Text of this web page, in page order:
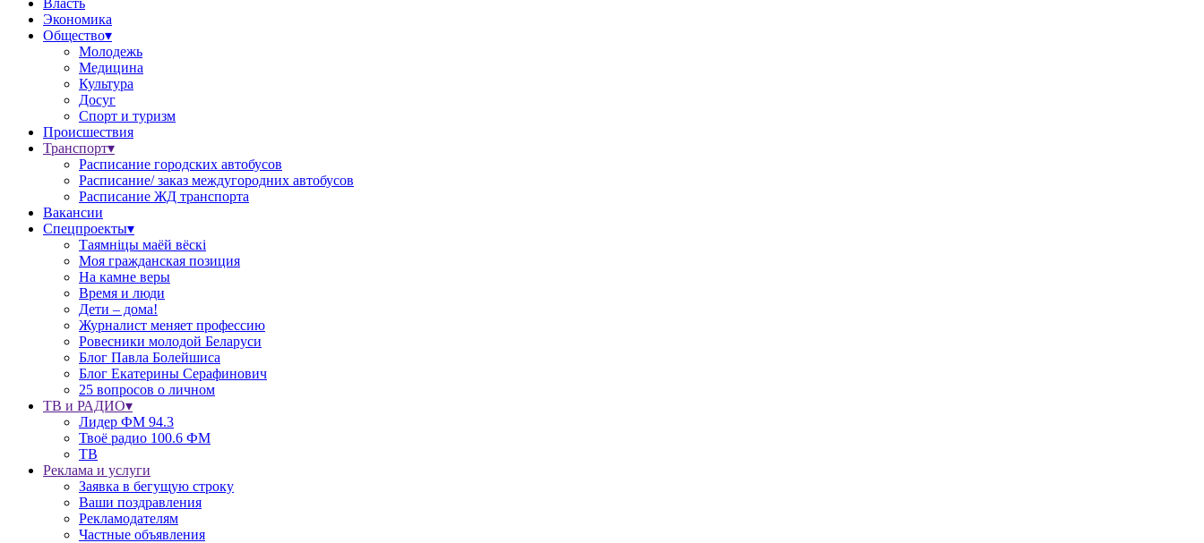
Власть
Экономика
Общество▾
Молодежь
Медицина
Культура
Досуг
Спорт и туризм
Происшествия
Транспорт▾
Расписание городских автобусов
Расписание/ заказ междугородних автобусов
Расписание ЖД транспорта
Вакансии
Спецпроекты▾
Таямніцы маёй вёскі
Моя гражданская позиция
На камне веры
Время и люди
Дети – дома!
Журналист меняет профессию
Ровесники молодой Беларуси
Блог Павла Болейшиса
Блог Екатерины Серафинович
25 вопросов о личном
ТВ и РАДИО▾
Лидер ФМ 94.3
Твоё радио 100.6 ФМ
ТВ
Реклама и услуги
Заявка в бегущую строку
Ваши поздравления
Рекламодателям
Частные объявления